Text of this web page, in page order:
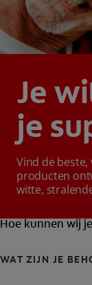
Je
je
Vind de
producten
witte,
Hoe kunnen wij
WAT ZIJN JE